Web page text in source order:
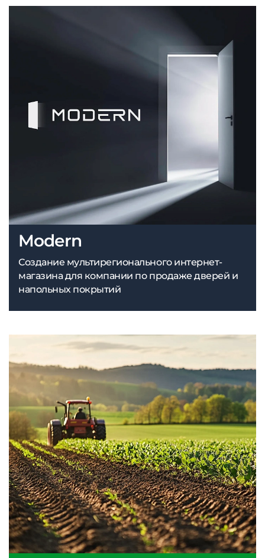
Modern
Создание мультирегионального интернет-
магазина для компании по продаже дверей и
напольных покрытий